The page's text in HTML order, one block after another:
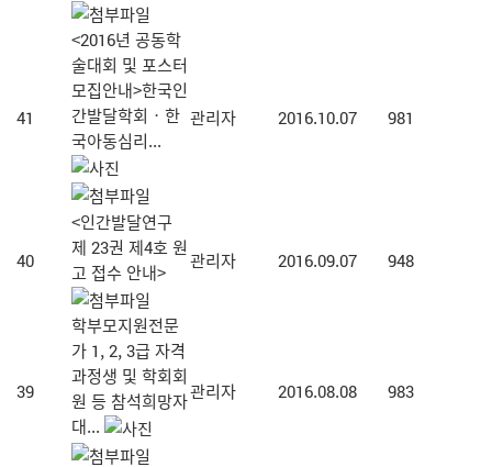
41
<2016년 공동학
술대회 및 포스터
모집안내>한국인
간발달학회‧한
국아동심리...
관리자 2016.10.07 981
40
<인간발달연구
제 23권 제4호 원
고 접수 안내>
관리자 2016.09.07 948
39
학부모지원전문
가 1, 2, 3급 자격
과정생 및 학회회
원 등 참석희망자
대...
관리자 2016.08.08 983